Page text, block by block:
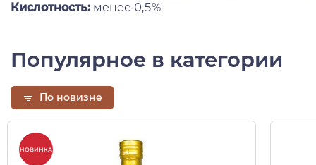
Кислотность: менее 0,5%
Популярное в категории
По новизне
НОВИНКА